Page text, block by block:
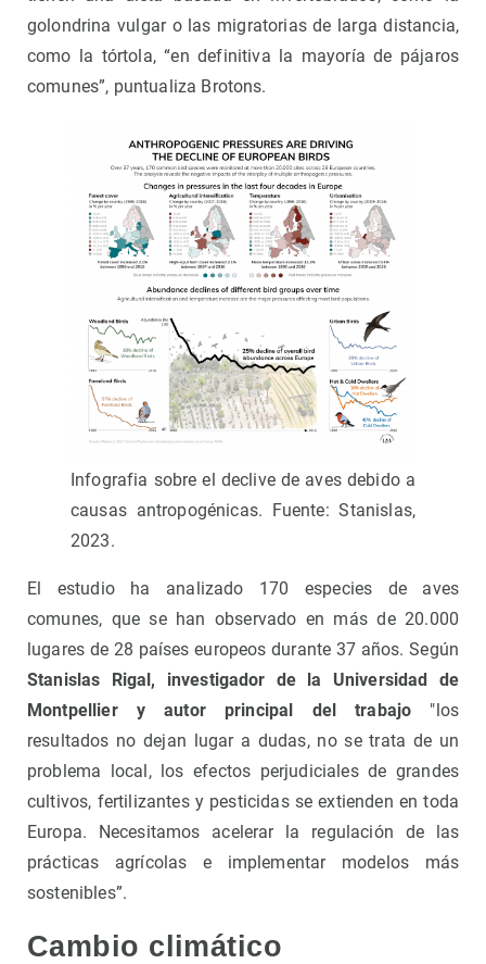
golondrina vulgar o las migratorias de larga distancia,
como la tórtola, “en definitiva la mayoría de pájaros
comunes”, puntualiza Brotons.
Infografia sobre el declive de aves debido a
causas antropogénicas. Fuente: Stanislas,
2023.
El estudio ha analizado 170 especies de aves
comunes, que se han observado en más de 20.000
lugares de 28 países europeos durante 37 años. Según
Stanislas Rigal, investigador de la Universidad de
Montpellier y autor principal del trabajo "los
resultados no dejan lugar a dudas, no se trata de un
problema local, los efectos perjudiciales de grandes
cultivos, fertilizantes y pesticidas se extienden en toda
Europa. Necesitamos acelerar la regulación de las
prácticas agrícolas e implementar modelos más
sostenibles”.
Cambio climático